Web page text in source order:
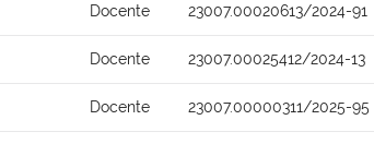
Docente 23007.00020613/2024-91
Docente 23007.00025412/2024-13
Docente 23007.00000311/2025-95